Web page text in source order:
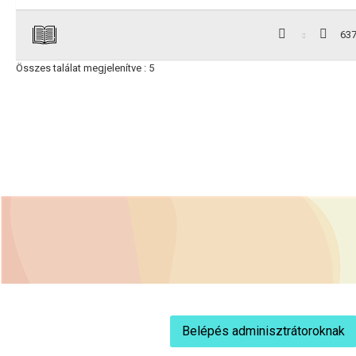
637
Összes találat megjelenítve : 5
Belépés adminisztrátoroknak